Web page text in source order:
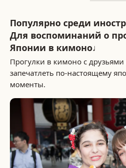
Популярно среди
Для воспоминаний о
Японии в кимоно♩
Прогулки в кимоно с
запечатлеть по-настоящему
моменты.